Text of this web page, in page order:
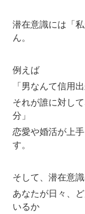
潜在意識には「
ん。
例えば
「男なんて信用
それが誰に対し
分」
恋愛や婚活が上
す。
そして、潜在意
あなたが日々、
いるか